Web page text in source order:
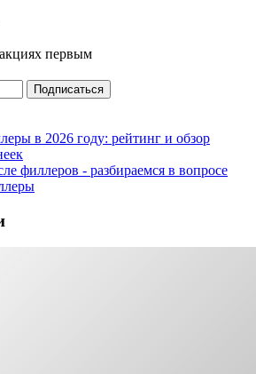
первым
в 2026 году: рейтинг и обзор
филлеров - разбираемся в вопросе